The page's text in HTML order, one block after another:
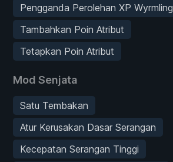
Pengganda Perolehan XP Wyrmling
Tambahkan Poin Atribut
Tetapkan Poin Atribut
Mod Senjata
Satu Tembakan
Atur Kerusakan Dasar Serangan
Kecepatan Serangan Tinggi